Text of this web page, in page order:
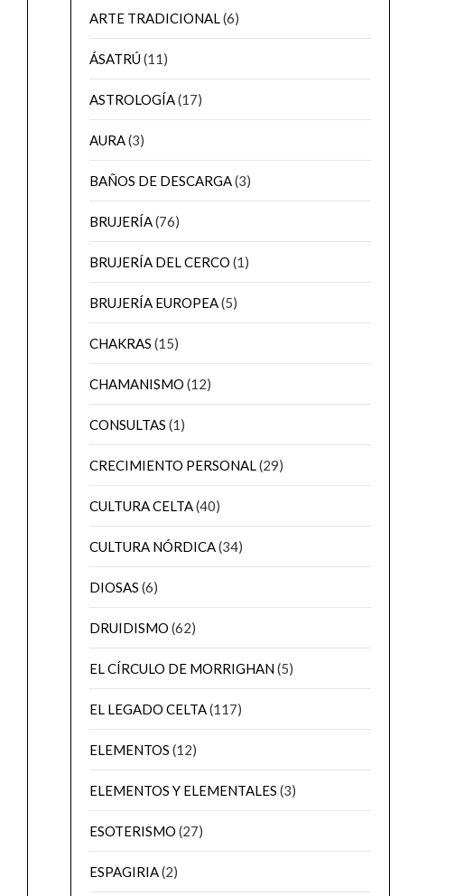
ARTE TRADICIONAL(6)
ÁSATRÚ(11)
ASTROLOGÍA(17)
AURA(3)
BAÑOS DE DESCARGA(3)
BRUJERÍA(76)
BRUJERÍA DEL CERCO (1)
BRUJERÍA EUROPEA(5)
CHAKRAS (15)
CHAMANISMO (12)
CONSULTAS (1)
CRECIMIENTO PERSONAL(29)
CULTURA CELTA(40)
CULTURA NÓRDICA(34)
DIOSAS (6)
DRUIDISMO (62)
EL CÍRCULO DE MORRIGHAN(5)
EL LEGADO CELTA(117)
ELEMENTOS (12)
ELEMENTOS Y ELEMENTALES (3)
ESOTERISMO (27)
ESPAGIRIA(2)